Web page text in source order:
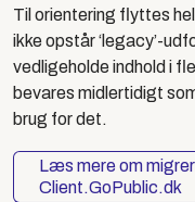
Til orientering flyttes
ikke opstår ‘legacy’-
vedligeholde indhold i
bevares midlertidigt
brug for det.
Læs mere om
Client.GoPublic.dk